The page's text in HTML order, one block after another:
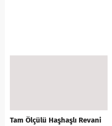
Tam Ölçülü Haşhaşlı Revani